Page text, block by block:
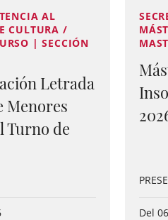
AL
CULTURA /
| SECCIÓN
Letrada
Menores
Turno de
Del